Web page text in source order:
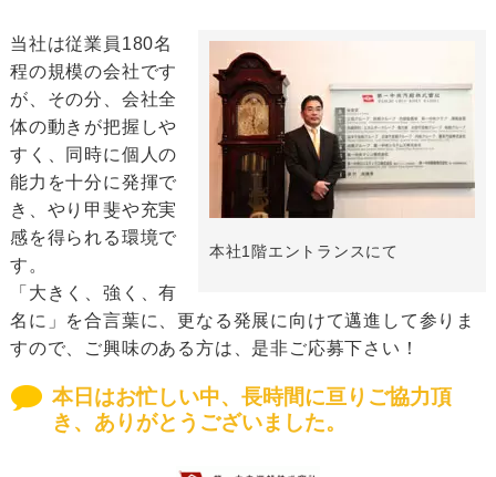
本社1階エントランスにて
当社は従業員180名
程の規模の会社です
が、その分、会社全
体の動きが把握しや
すく、同時に個人の
能力を十分に発揮で
き、やり甲斐や充実
感を得られる環境で
す。
「大きく、強く、有
名に」を合言葉に、更なる発展に向けて邁進して参りま
すので、ご興味のある方は、是非ご応募下さい！
本日はお忙しい中、長時間に亘りご協力頂
き、ありがとうございました。